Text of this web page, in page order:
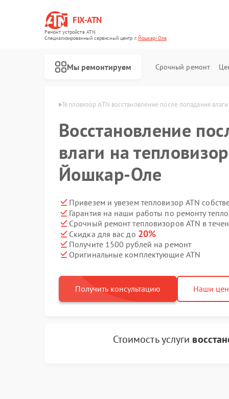
FIX-ATN
Ремонт устройств ATN
Специализированный cервисный центр г.Йошкар-Ола
Мы ремонтируем Срочный ремонт
ATN в Йошкар-Оле Тепловизор ATN восстановление после попадания влаги
Восстановление
влаги на
Йошкар-Оле
Привезем и увезем тепловизор ATN
Гарантия на наши работы по ремонту
Срочный ремонт тепловизоров ATN в
Скидка для вас до 20%
Получите 1500 рублей на ремонт
Оригинальные комплектующие ATN
Получить консультацию Наши
Стоимость услуги